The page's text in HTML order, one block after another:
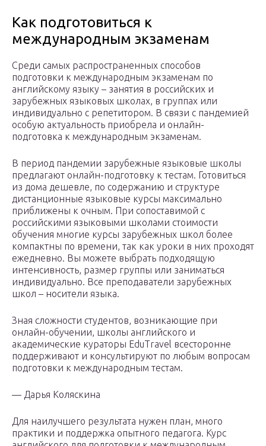
Как подготовиться к
международным экзаменам
Среди самых распространенных способов
подготовки к международным экзаменам по
английскому языку – занятия в российских и
зарубежных языковых школах, в группах или
индивидуально с репетитором. В связи с пандемией
особую актуальность приобрела и онлайн-
подготовка к международным экзаменам.
В период пандемии зарубежные языковые школы
предлагают онлайн-подготовку к тестам. Готовиться
из дома дешевле, по содержанию и структуре
дистанционные языковые курсы максимально
приближены к очным. При сопоставимой с
российскими языковыми школами стоимости
обучения многие курсы зарубежных школ более
компактны по времени, так как уроки в них проходят
ежедневно. Вы можете выбрать подходящую
интенсивность, размер группы или заниматься
индивидуально. Все преподаватели зарубежных
школ – носители языка.
Зная сложности студентов, возникающие при
онлайн-обучении, школы английского и
академические кураторы EduTravel всесторонне
поддерживают и консультируют по любым вопросам
подготовки к международным тестам.
— Дарья Коляскина
Для наилучшего результата нужен план, много
практики и поддержка опытного педагога. Курс